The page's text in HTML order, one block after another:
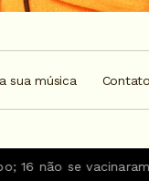
sua música Contato
se vacinaram